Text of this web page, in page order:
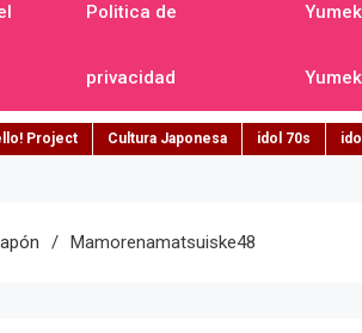
Politica de
privacidad
Project Cultura Japonesa idol 70s
Mamorenamatsuiske48